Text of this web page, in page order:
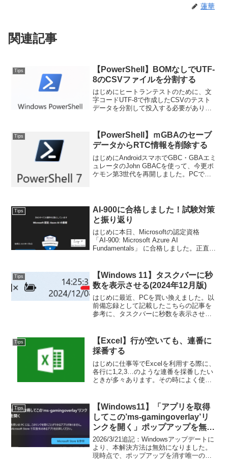
蓮華
関連記事
Tips
【PowerShell】BOMなしでUTF-
8のCSVファイルを分割する
はじめにヒートランテストのために、文
字コードUTF-8で作成したCSVのテスト
データを分割して投入する必要がありま
ければならなかったため、PowerShellで
ス...
Tips
【PowerShell】ｍGBAのセーブ
データからRTC情報を削除する
はじめにAndroidスマホでGBC・GBAエミ
ュレータのJohn GBACを使って、今更ポ
ケモン第3世代を再開しました。PCでは
Tips
AI-900に合格しました！試験対策
と振り返り
はじめに本日、Microsoftの認定資格
「AI-900: Microsoft Azure AI
Fundamentals」 に合格しました。正直に
が推進されている...
Tips
【Windows 11】タスクバーに秒
数を表示させる(2024年12月版)
はじめに最近、PCを買い換えました。以
前備忘録として記載したこちらの記事を
参考に、タスクバーに秒数を表示させよ
時点でのWindows 11のタスクバーに、時
計の秒...
Tips
【Excel】行が空いても、連番に
採番する
はじめに仕事等でExcelを利用する際に、
各行に1,2,3…のような連番を採番したい
ときが多々あります。その時によく使う
採番しようとすると、ROW()関数では行
の位...
Tips
【Windows11】「アプリを取得
してこの’ms-gamingoverlay’リ
ンクを開く」ポップアップを無効
化する方法
2026/3/21追記：Windowsアップデートに
より、本解決方法は無効になりました。
現時点で、ポップアップを消す唯一の確